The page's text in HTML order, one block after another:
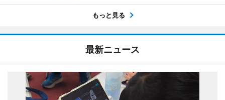
もっと見る
最新ニュース